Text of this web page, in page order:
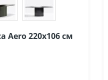
Aero 220х106 см